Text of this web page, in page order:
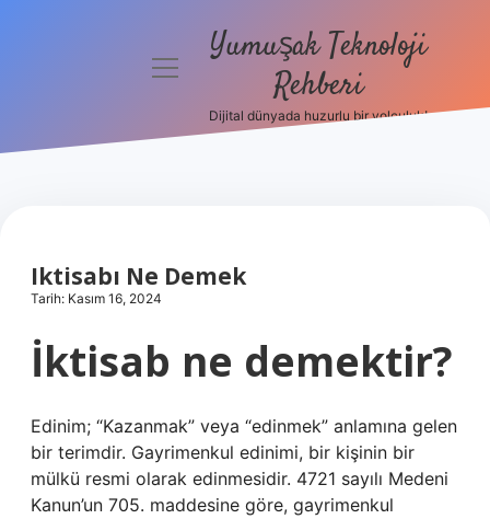
menüyüYumuşak Teknoloji
Rehberi
Dijital dünyada huzurlu bir yolculuk!
Iktisabı Ne Demek
Tarih: Kasım 16, 2024
İktisab ne demektir?
Edinim; “Kazanmak” veya “edinmek” anlamına gelen
bir terimdir. Gayrimenkul edinimi, bir kişinin bir
mülkü resmi olarak edinmesidir. 4721 sayılı Medeni
Kanun’un 705. maddesine göre, gayrimenkul